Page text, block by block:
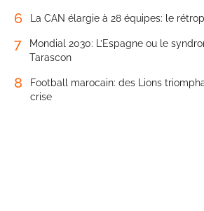
6 La CAN élargie à 28 équipes: le
7
Mondial 2030: L’Espagne ou le
Tarascon
8
Football marocain: des Lions
crise